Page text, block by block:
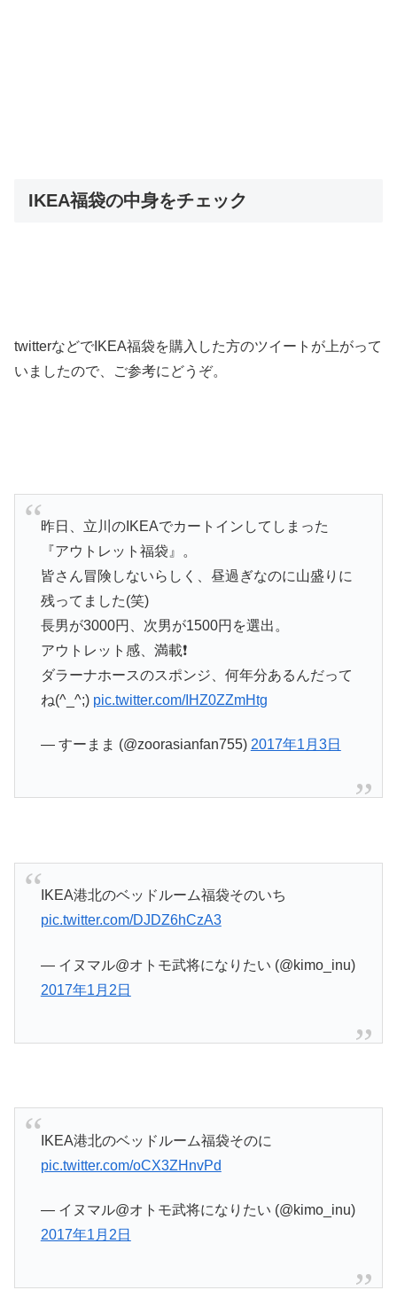
IKEA福袋の中身をチェック
twitterなどでIKEA福袋を購入した方のツイートが上がって
いましたので、ご参考にどうぞ。
昨日、立川のIKEAでカートインしてしまった
『アウトレット福袋』。
皆さん冒険しないらしく、昼過ぎなのに山盛りに
残ってました(笑)
長男が3000円、次男が1500円を選出。
アウトレット感、満載❗
ダラーナホースのスポンジ、何年分あるんだって
ね(^_^;) pic.twitter.com/IHZ0ZZmHtg
— すーまま (@zoorasianfan755) 2017年1月3日
IKEA港北のベッドルーム福袋そのいち
pic.twitter.com/DJDZ6hCzA3
— イヌマル@オトモ武将になりたい (@kimo_inu)
2017年1月2日
IKEA港北のベッドルーム福袋そのに
pic.twitter.com/oCX3ZHnvPd
— イヌマル@オトモ武将になりたい (@kimo_inu)
2017年1月2日